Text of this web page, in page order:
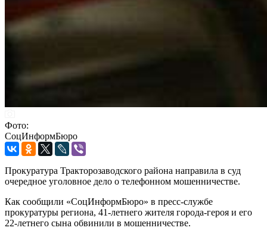
Фото:
СоцИнформБюро
Прокуратура Тракторозаводского района направила в суд
очередное уголовное дело о телефонном мошенничестве.
Как сообщили «СоцИнформБюро» в пресс-службе
прокуратуры региона, 41-летнего жителя города-героя и его
22-летнего сына обвинили в мошенничестве.